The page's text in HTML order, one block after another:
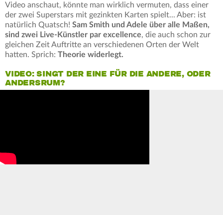
Video anschaut, könnte man wirklich vermuten, dass einer
der zwei Superstars mit gezinkten Karten spielt... Aber: ist
natürlich Quatsch! Sam Smith und Adele über alle Maßen,
sind zwei Live-Künstler par excellence, die auch schon zur
gleichen Zeit Auftritte an verschiedenen Orten der Welt
hatten. Sprich: Theorie widerlegt.
VIDEO: SINGT DER EINE FÜR DIE ANDERE, ODER
ANDERSRUM?